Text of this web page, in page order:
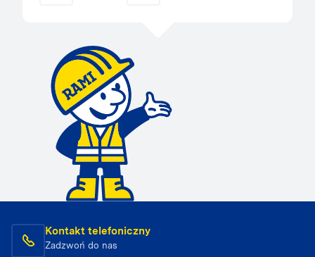
Kontakt telefoniczny
Zadzwoń do nas